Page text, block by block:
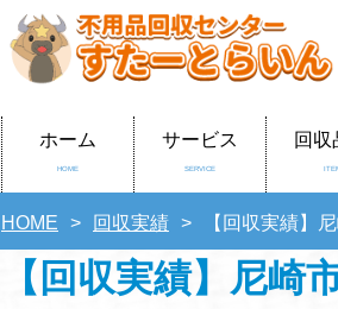
ホーム
HOME
サービス
SERVICE
回収
HOME 回収実績 【回収実績】
【回収実績】尼